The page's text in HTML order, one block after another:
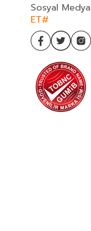
Sosyal
ET#